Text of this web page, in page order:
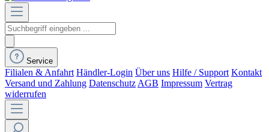
Service
Filialen & Anfahrt Händler-Login Über uns Hilfe / Support Kontakt
Versand und Zahlung Datenschutz AGB Impressum Vertrag
widerrufen